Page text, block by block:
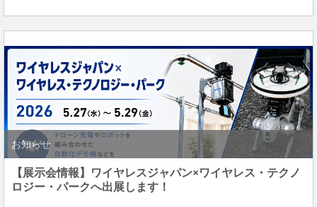
します。 展示内容ご紹介 ◆「ワイヤ...
お知らせ
【展示会情報】ワイヤレスジャパン×ワイヤレス・テクノ
ロジー・パークへ出展します！